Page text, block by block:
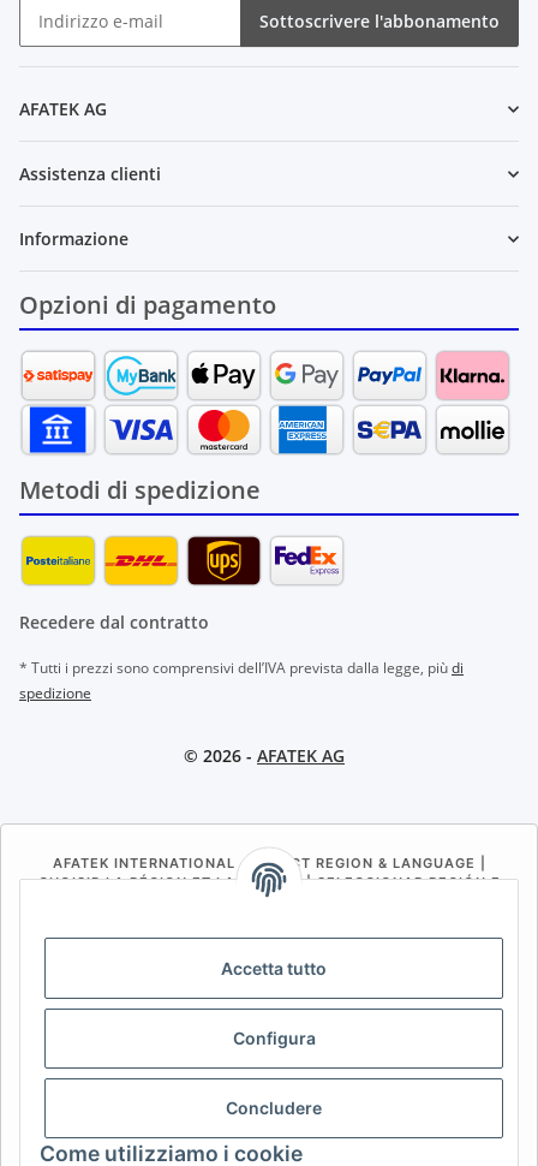
Accetta tutto
Configura
Concludere
Come utilizziamo i cookie
Sottoscrivere l'abbonamento
AFATEK AG
Assistenza clienti
Informazione
Opzioni di pagamento
Metodi di spedizione
Recedere dal contratto
* Tutti i prezzi sono comprensivi dell’IVA prevista dalla legge, piùdi
spedizione
© 2026 - AFATEK AG
AFATEK INTERNATIONAL – SELECT REGION & LANGUAGE |
CHOISIR LA RÉGION ET LA LANGUE | SELECCIONAR REGIÓN E
IDIOMA
ES
UK NZ USA MX PT
CZ
RO